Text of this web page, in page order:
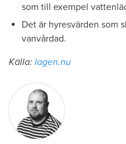
som till exempel
Det är hyresvärden som
vanvårdad.
Källa: lagen.nu